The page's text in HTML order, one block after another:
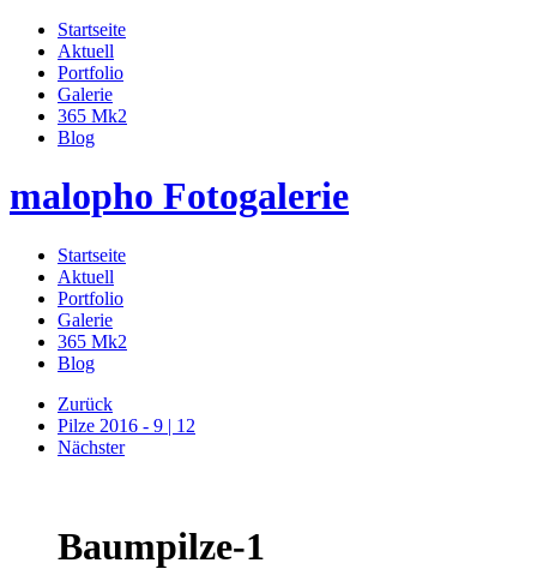
Startseite
Aktuell
Portfolio
Galerie
365 Mk2
Blog
malopho Fotogalerie
Startseite
Aktuell
Portfolio
Galerie
365 Mk2
Blog
Zurück
Pilze 2016 - 9 | 12
Nächster
Baumpilze-1